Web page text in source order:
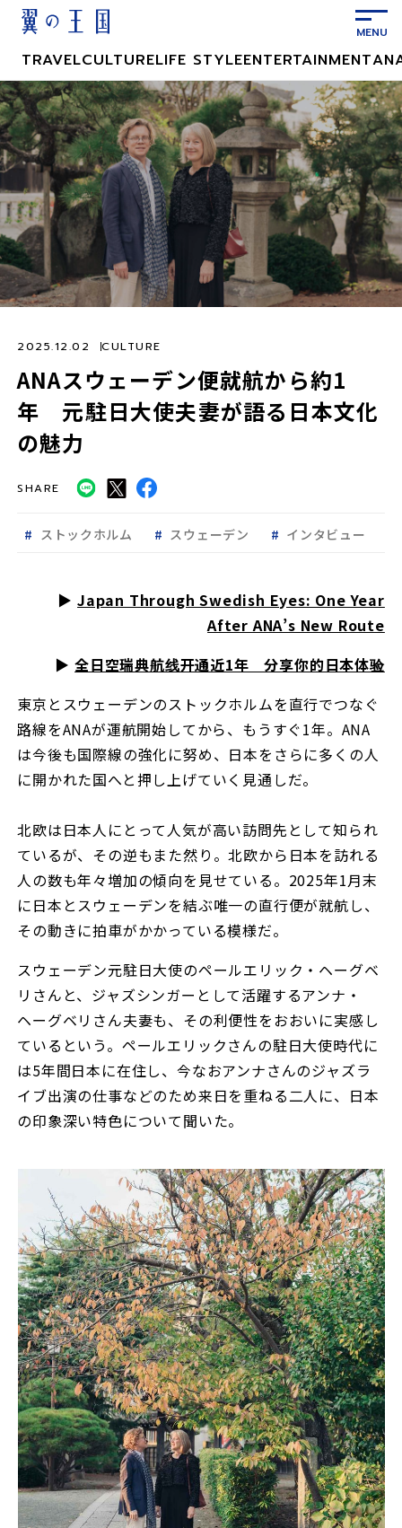
ン
テ
ン
ツ
に
ス
キ
ッ
プ
TRAVELCULTURELIFE STYLEENTERTAINMENT
ANAスウェーデン便就航から約1
年 元駐日大使夫妻が語る日本文化
の魅力
2025.12.02 CULTURE
SHARE
ストックホルム スウェーデン インタビュー
▶︎Japan Through Swedish Eyes: One Year
After ANA’s New Route
▶︎全日空瑞典航线开通近1年 分享你的日本体验
東京とスウェーデンのストックホルムを直行でつなぐ
路線をANAが運航開始してから、もうすぐ1年。ANA
は今後も国際線の強化に努め、日本をさらに多くの人
に開かれた国へと押し上げていく見通しだ。
北欧は日本人にとって人気が高い訪問先として知られ
ているが、その逆もまた然り。北欧から日本を訪れる
人の数も年々増加の傾向を見せている。2025年1月末
に日本とスウェーデンを結ぶ唯一の直行便が就航し、
その動きに拍車がかかっている模様だ。
スウェーデン元駐日大使のペールエリック・ヘーグベ
リさんと、ジャズシンガーとして活躍するアンナ・
ヘーグベリさん夫妻も、その利便性をおおいに実感し
ているという。ペールエリックさんの駐日大使時代に
は5年間日本に在住し、今なおアンナさんのジャズラ
イブ出演の仕事などのため来日を重ねる二人に、日本
の印象深い特色について聞いた。